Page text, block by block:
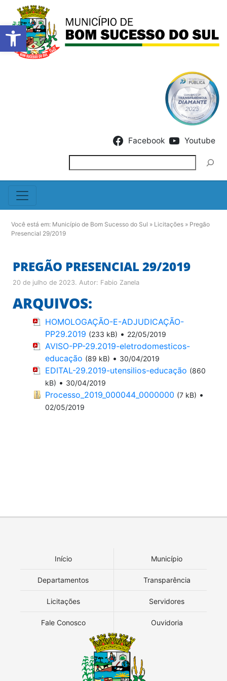
Barra de Ferramentas
Facebook Youtube
Você está em: Município de Bom Sucesso do Sul » Licitações » Pregão
Presencial 29/2019
PREGÃO PRESENCIAL 29/2019
20 de julho de 2023. Autor: Fabio Zanela
ARQUIVOS:
HOMOLOGAÇÃO-E-ADJUDICAÇÃO-
PP29.2019 (233 kB) • 22/05/2019
AVISO-PP-29.2019-eletrodomesticos-
educação (89 kB) • 30/04/2019
EDITAL-29.2019-utensilios-educação (860
kB) • 30/04/2019
Processo_2019_000044_0000000 (7 kB) •
02/05/2019
Início Município
Departamentos Transparência
Licitações Servidores
Fale Conosco Ouvidoria